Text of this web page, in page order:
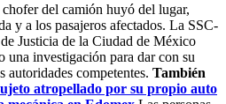
del camión huyó del lugar,
y a los pasajeros afectados. La SSC-
Justicia de la Ciudad de México
investigación para dar con su
autoridades competentes. También
atropellado por su propio auto